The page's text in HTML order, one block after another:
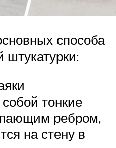
способа
штукатурки:
тонкие
ребром,
на стену в